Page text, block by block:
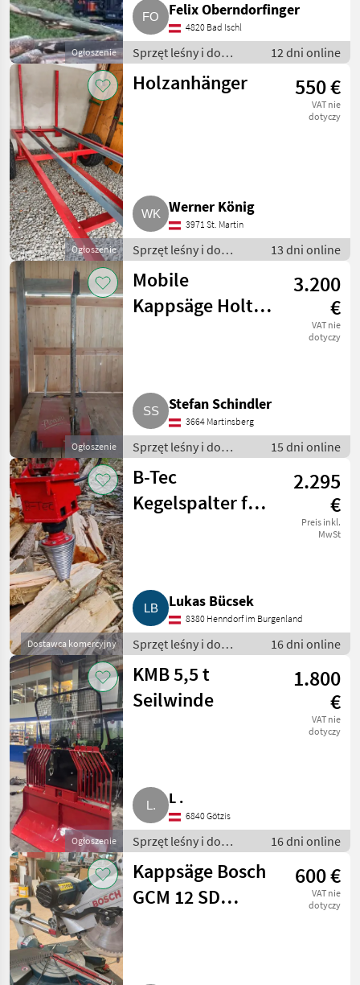
Ogłoszenie
Felix Oberndorfinger
4820 Bad Ischl
Sprzęt leśny i do
obróbki drewna / Inny
sprzęt leśny i do
12 dni online
Ogłoszenie
Holzanhänger 550 €
VAT nie
dotyczy
Werner König
3971 St. Martin
Sprzęt leśny i do
obróbki drewna / Inny
sprzęt leśny i do
obróbki drewna
13 dni online
Ogłoszenie
Mobile
Kappsäge Holtec
3.200
€
VAT nie
dotyczy
Stefan Schindler
3664 Martinsberg
Sprzęt leśny i do
obróbki drewna / Inny
sprzęt leśny i do
obróbki drewna
15 dni online
Dostawca komercyjny
B-Tec
Kegelspalter für
2.295
€
Preis inkl.
MwSt
Lukas Bücsek
8380 Henndorf im Burgenland
Sprzęt leśny i do
obróbki drewna / Inny
sprzęt leśny i do
obróbki drewna
16 dni online
Ogłoszenie
KMB 5,5 t
Seilwinde
1.800
€
VAT nie
dotyczy
L .
6840 Götzis
Sprzęt leśny i do
obróbki drewna / Inny
sprzęt leśny i do
obróbki drewna
16 dni online
Kappsäge Bosch
GCM 12 SD
600 €
VAT nie
dotyczy